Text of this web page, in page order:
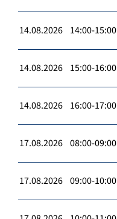
14.08.2026 14:00-15:00
14.08.2026 15:00-16:00
14.08.2026 16:00-17:00
17.08.2026 08:00-09:00
17.08.2026 09:00-10:00